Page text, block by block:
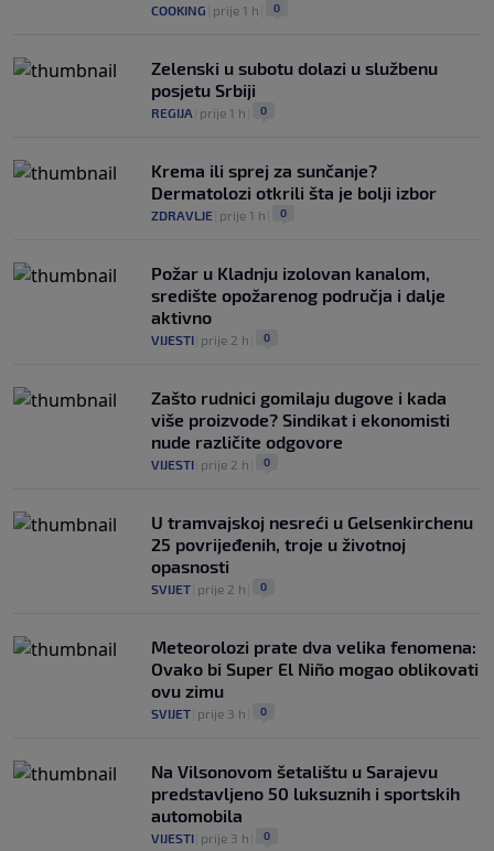
COOKING prije 1 h 0
Zelenski u subotu dolazi u službenu
posjetu Srbiji
REGIJA prije 1 h 0
Krema ili sprej za sunčanje?
Dermatolozi otkrili šta je bolji izbor
ZDRAVLJE prije 1 h 0
Požar u Kladnju izolovan kanalom,
središte opožarenog područja i dalje
aktivno
VIJESTI prije 2 h 0
Zašto rudnici gomilaju dugove i kada
više proizvode? Sindikat i ekonomisti
nude različite odgovore
VIJESTI prije 2 h 0
U tramvajskoj nesreći u Gelsenkirchenu
25 povrijeđenih, troje u životnoj
opasnosti
SVIJET prije 2 h 0
Meteorolozi prate dva velika fenomena:
Ovako bi Super El Niño mogao oblikovati
ovu zimu
SVIJET prije 3 h 0
Na Vilsonovom šetalištu u Sarajevu
predstavljeno 50 luksuznih i sportskih
automobila
VIJESTI prije 3 h 0